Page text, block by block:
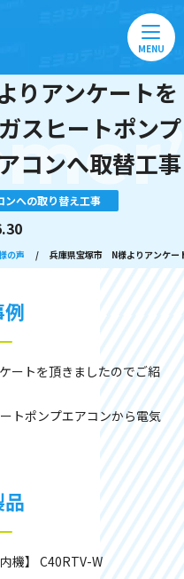
MENU
アンケートを
スヒートポンプ
コンへ取替工事
ンへの取り替え工事
の声 / 兵庫県宝塚市 N様よりアンケー
ートを頂きましたのでご紹
トポンプエアコンから電気
内機】 C40RTV-W